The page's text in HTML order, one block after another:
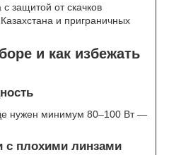
защитой от скачков
и приграничных
и как избежать
нужен минимум 80–100 Вт —
с плохими линзами